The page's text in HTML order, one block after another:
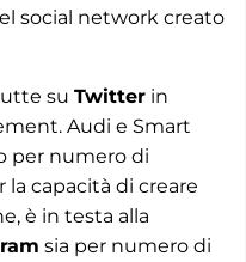
social network creato
su Twitter in
Audi e Smart
per numero di
la capacità di creare
è in testa alla
sia per numero di